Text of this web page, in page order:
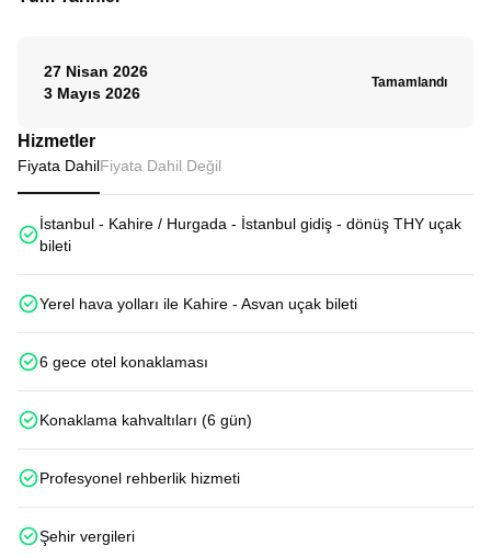
27 Nisan 2026
3 Mayıs 2026
Tamamlandı
Hizmetler
Fiyata DahilFiyata Dahil Değil
İstanbul - Kahire / Hurgada - İstanbul gidiş - dönüş THY uçak
bileti
Yerel hava yolları ile Kahire - Asvan uçak bileti
6 gece otel konaklaması
Konaklama kahvaltıları (6 gün)
Profesyonel rehberlik hizmeti
Şehir vergileri